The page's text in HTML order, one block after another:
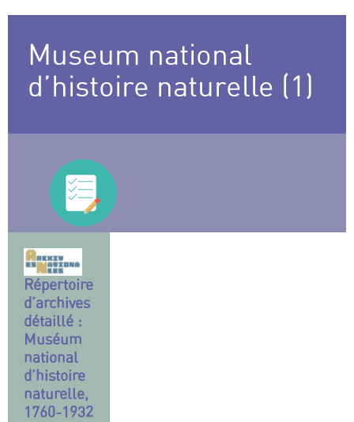
Museum national
d’histoire naturelle (1)
Répertoire
d’archives
détaillé :
Muséum
national
d’histoire
naturelle,
1760-1932